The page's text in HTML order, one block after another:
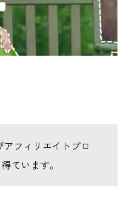
フィリエイトプロ
ています。